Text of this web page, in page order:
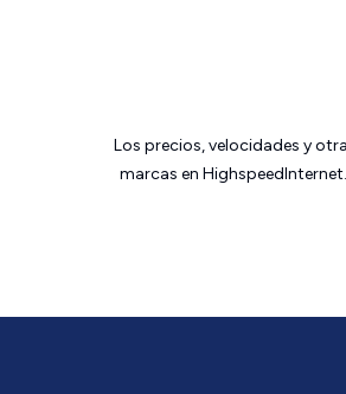
Los precios, velocidades y
marcas en